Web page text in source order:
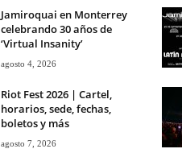
Jamiroquai en Monterrey
celebrando 30 años de
‘Virtual Insanity’
agosto 4, 2026
Riot Fest 2026 | Cartel,
horarios, sede, fechas,
boletos y más
agosto 7, 2026